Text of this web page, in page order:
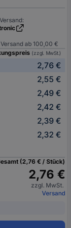
ab 100,00 €
(zzgl. MwSt.)
2,76 €
2,55 €
2,49 €
2,42 €
2,39 €
2,32 €
(2,76 € / Stück)
2,76 €
zzgl. MwSt.
Versand